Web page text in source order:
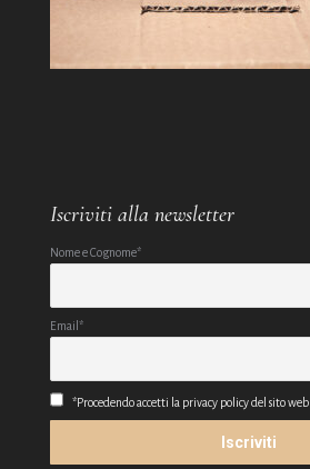
Iscriviti alla newsletter
Nome e Cognome*
Email*
*Procedendo accetti la privacy policy del sito web